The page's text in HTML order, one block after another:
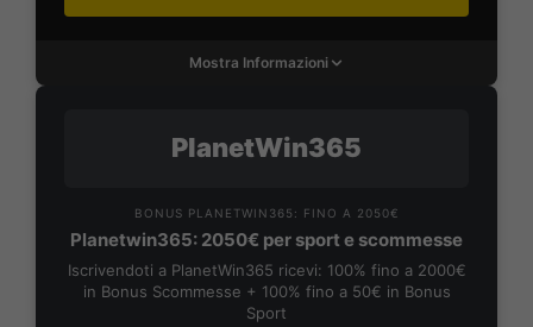
Mostra Informazioni
PlanetWin365
BONUS PLANETWIN365: FINO A 2050€
Planetwin365: 2050€ per sport e scommesse
Iscrivendoti a PlanetWin365 ricevi: 100% fino a 2000€
in Bonus Scommesse + 100% fino a 50€ in Bonus
Sport